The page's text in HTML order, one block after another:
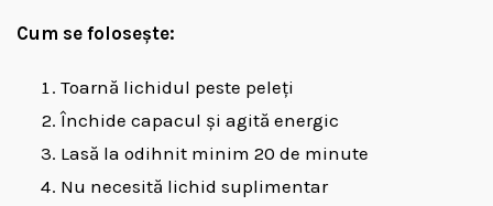
Cum se folosește:
Toarnă lichidul peste peleți
Închide capacul și agită energic
Lasă la odihnit minim 20 de minute
Nu necesită lichid suplimentar